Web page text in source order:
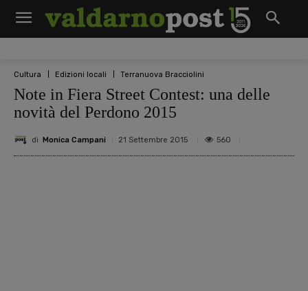
Cultura Edizioni locali Terranuova Bracciolini
Note in Fiera Street Contest: una delle
novità del Perdono 2015
di Monica Campani 21 Settembre 2015 560